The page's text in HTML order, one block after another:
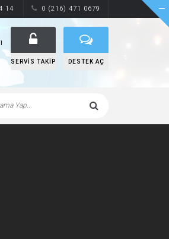
14 0 (216) 471 0679
SERVIS TAKIP DESTEK AÇ